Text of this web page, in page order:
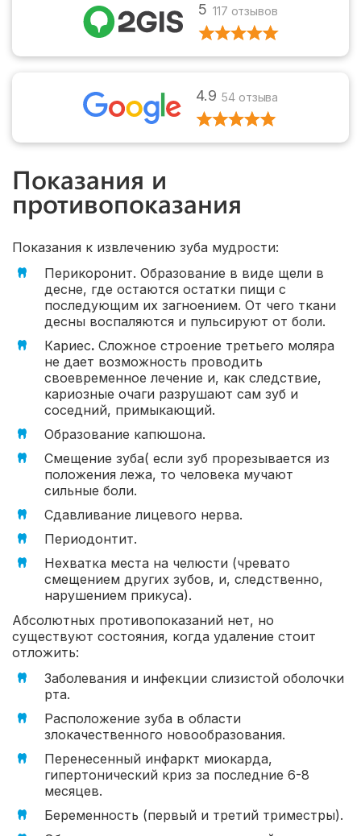
5 117 отзывов
4.9 54 отзыва
Показания и
противопоказания
Показания к извлечению зуба мудрости:
Перикоронит. Образование в виде щели в
десне, где остаются остатки пищи с
последующим их загноением. От чего ткани
десны воспаляются и пульсируют от боли.
Кариес. Сложное строение третьего моляра
не дает возможность проводить
своевременное лечение и, как следствие,
кариозные очаги разрушают сам зуб и
соседний, примыкающий.
Образование капюшона.
Смещение зуба( если зуб прорезывается из
положения лежа, то человека мучают
сильные боли.
Сдавливание лицевого нерва.
Периодонтит.
Нехватка места на челюсти (чревато
смещением других зубов, и, следственно,
нарушением прикуса).
Абсолютных противопоказаний нет, но
существуют состояния, когда удаление стоит
отложить:
Заболевания и инфекции слизистой оболочки
рта.
Расположение зуба в области
злокачественного новообразования.
Перенесенный инфаркт миокарда,
гипертонический криз за последние 6-8
месяцев.
Беременность (первый и третий триместры).